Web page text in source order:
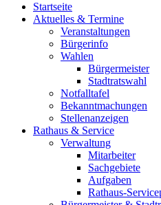
Startseite
Aktuelles & Termine
Veranstaltungen
Bürgerinfo
Wahlen
Bürgermeister
Stadtratswahl
Notfalltafel
Bekanntmachungen
Stellenanzeigen
Rathaus & Service
Verwaltung
Mitarbeiter
Sachgebiete
Aufgaben
Rathaus-